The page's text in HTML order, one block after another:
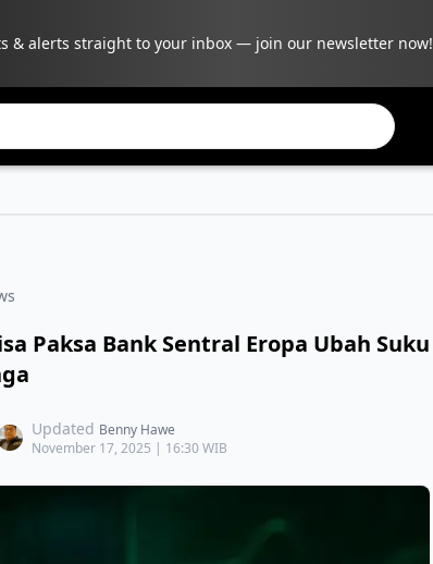
& alerts straight to your inbox — join our newsletter now!
Paksa Bank Sentral Eropa Ubah Suku
Updated Benny Hawe
November 17, 2025 | 16:30 WIB